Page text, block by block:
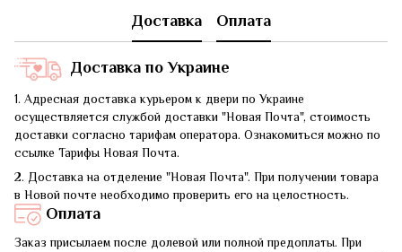
Доставка Оплата
Доставка по Украине
1. Адресная доставка курьером к двери по Украине
осуществляется службой доставки "Новая Почта", стоимость
доставки согласно тарифам оператора. Ознакомиться можно по
ссылке Тарифы Новая Почта.
2. Доставка на отделение "Новая Почта". При получении товара
в Новой почте необходимо проверить его на целостность.
Оплата
Заказ присылаем после долевой или полной предоплаты. При